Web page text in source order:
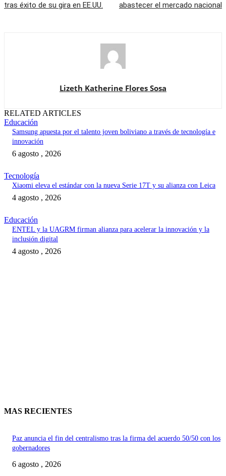
tras éxito de su gira en EE.UU.
abastecer el mercado nacional
Lizeth Katherine Flores Sosa
RELATED ARTICLES
Educación
Samsung apuesta por el talento joven boliviano a través de tecnología e
innovación
6 agosto , 2026
Tecnología
Xiaomi eleva el estándar con la nueva Serie 17T y su alianza con Leica
4 agosto , 2026
Educación
ENTEL y la UAGRM firman alianza para acelerar la innovación y la
inclusión digital
4 agosto , 2026
MAS RECIENTES
Paz anuncia el fin del centralismo tras la firma del acuerdo 50/50 con los
gobernadores
6 agosto , 2026